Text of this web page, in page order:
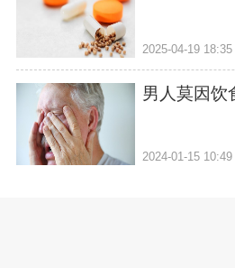
2025-04-19 18:35
男人莫因饮
2024-01-15 10:49